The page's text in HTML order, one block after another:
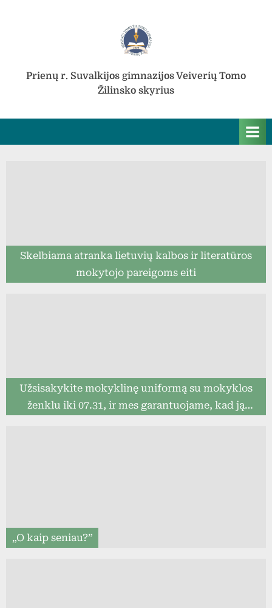
Prienų r. Suvalkijos gimnazijos Veiverių Tomo
Žilinsko skyrius
Skelbiama atranka lietuvių kalbos ir literatūros
mokytojo pareigoms eiti
Užsisakykite mokyklinę uniformą su mokyklos
ženklu iki 07.31, ir mes garantuojame, kad ją
„O kaip seniau?”